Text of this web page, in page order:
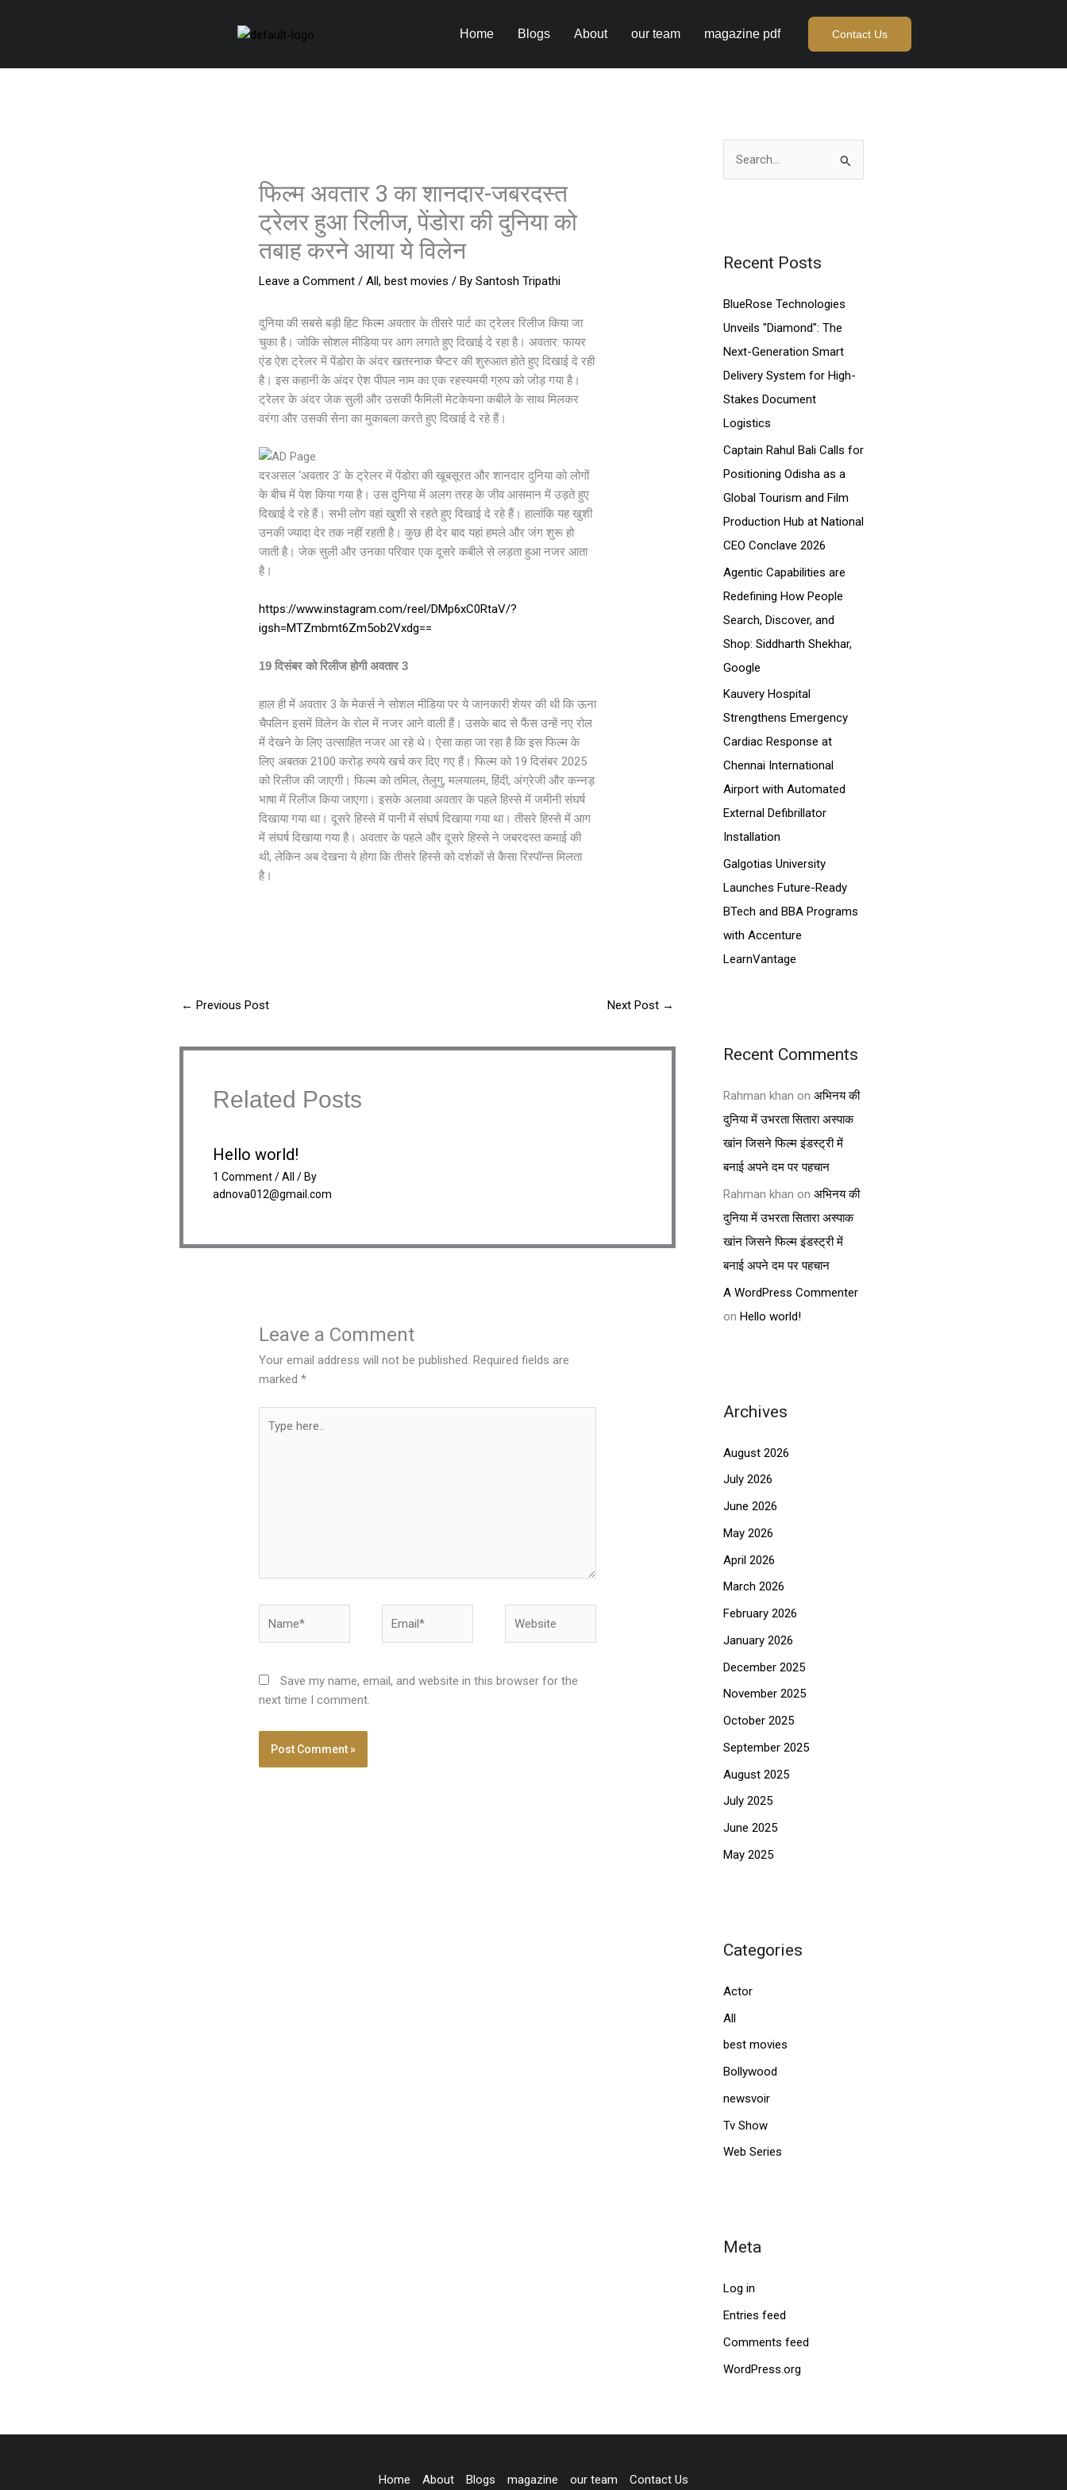
Home Blogs About our team magazine pdf Contact Us
फिल्म अवतार 3 का शानदार-जबरदस्त
ट्रेलर हुआ रिलीज, पेंडोरा की दुनिया को
तबाह करने आया ये विलेन
Leave a Comment / All, best movies / By Santosh Tripathi
दुनिया की सबसे बड़ी हिट फिल्म अवतार के तीसरे पार्ट का ट्रेलर रिलीज किया जा
चुका है। जोकि सोशल मीडिया पर आग लगाते हुए दिखाई दे रहा है। अवतार: फायर
एंड ऐश ट्रेलर में पेंडोरा के अंदर खतरनाक चैप्टर की शुरुआत होते हुए दिखाई दे रही
है। इस कहानी के अंदर ऐश पीपल नाम का एक रहस्यमयी ग्रुप को जोड़ गया है।
ट्रेलर के अंदर जेक सुली और उसकी फैमिली मेटकेयना कबीले के साथ मिलकर
वरंगा और उसकी सेना का मुकाबला करते हुए दिखाई दे रहे हैं।
दरअसल ‘अवतार 3’ के ट्रेलर में पेंडोरा की खूबसूरत और शानदार दुनिया को लोगों
के बीच में पेश किया गया है। उस दुनिया में अलग तरह के जीव आसमान में उड़ते हुए
दिखाई दे रहे हैं। सभी लोग वहां खुशी से रहते हुए दिखाई दे रहे हैं। हालांकि यह खुशी
उनकी ज्यादा देर तक नहीं रहती है। कुछ ही देर बाद यहां हमले और जंग शुरू हो
जाती है। जेक सुली और उनका परिवार एक दूसरे कबीले से लड़ता हुआ नजर आता
है।
https://www.instagram.com/reel/DMp6xC0RtaV/?
igsh=MTZmbmt6Zm5ob2Vxdg==
19 दिसंबर को रिलीज होगी अवतार 3
हाल ही में अवतार 3 के मेकर्स ने सोशल मीडिया पर ये जानकारी शेयर की थी कि ऊना
चैपलिन इसमें विलेन के रोल में नजर आने वाली हैं। उसके बाद से फैंस उन्हें नए रोल
में देखने के लिए उत्साहित नजर आ रहे थे। ऐसा कहा जा रहा है कि इस फिल्म के
लिए अबतक 2100 करोड़ रुपये खर्च कर दिए गए हैं। फिल्म को 19 दिसंबर 2025
को रिलीज की जाएगी। फिल्म को तमिल, तेलुगु, मलयालम, हिंदी, अंग्रेजी और कन्नड़
भाषा में रिलीज किया जाएगा। इसके अलावा अवतार के पहले हिस्से में जमीनी संघर्ष
दिखाया गया था। दूसरे हिस्से में पानी में संघर्ष दिखाया गया था। तीसरे हिस्से में आग
में संघर्ष दिखाया गया है। अवतार के पहले और दूसरे हिस्से ने जबरदस्त कमाई की
थी, लेकिन अब देखना ये होगा कि तीसरे हिस्से को दर्शकों से कैसा रिस्पॉन्स मिलता
है।
← Previous Post Next Post →
Related Posts
Hello world!
1 Comment/All
/ By
adnova012@gmail.com
Leave a Comment
Your email address will not be published. Required fields are
marked *
here..
Save my name, email, and website in this browser for the
next time I comment.
c
f
o
r
:
Recent Posts
BlueRose Technologies
Unveils "Diamond": The
Next-Generation Smart
Delivery System for High-
Stakes Document
Logistics
Captain Rahul Bali Calls for
Positioning Odisha as a
Global Tourism and Film
Production Hub at National
CEO Conclave 2026
Agentic Capabilities are
Redefining How People
Search, Discover, and
Shop: Siddharth Shekhar,
Google
Kauvery Hospital
Strengthens Emergency
Cardiac Response at
Chennai International
Airport with Automated
External Defibrillator
Installation
Galgotias University
Launches Future-Ready
BTech and BBA Programs
with Accenture
LearnVantage
Recent Comments
Rahman khan on अभिनय की
दुनिया में उभरता सितारा अस्पाक
खांन जिसने फिल्म इंडस्ट्री में
बनाई अपने दम पर पहचान
Rahman khan on अभिनय की
दुनिया में उभरता सितारा अस्पाक
खांन जिसने फिल्म इंडस्ट्री में
बनाई अपने दम पर पहचान
A WordPress Commenter
on Hello world!
Archives
August 2026
July 2026
June 2026
May 2026
April 2026
March 2026
February 2026
January 2026
December 2025
November 2025
October 2025
September 2025
August 2025
July 2025
June 2025
May 2025
Categories
Actor
All
best movies
Bollywood
newsvoir
Tv Show
Web Series
Meta
Log in
Entries feed
Comments feed
WordPress.org
Home About Blogs magazine our team Contact Us